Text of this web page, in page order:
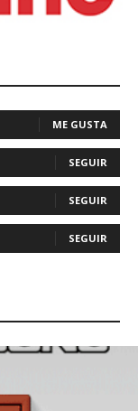
ME GUSTA
SEGUIR
SEGUIR
SEGUIR